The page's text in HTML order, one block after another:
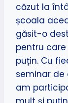
căzut la
școala
găsit-o
pentru
puțin. Cu
seminar de
am